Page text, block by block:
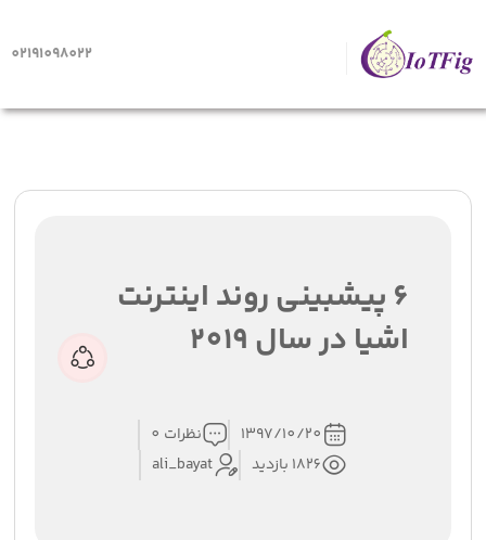
02191098022
صفحه اصلی
6 پیشبینی روند اینترنت
اشیا در سال 2019
1397/10/20
نظرات 0
1826 بازدید
ali_bayat